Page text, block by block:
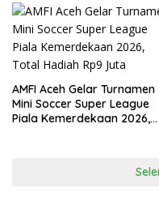
Resmi Bergulir
AMFI Aceh Gelar Turnamen
Mini Soccer Super League
Piala Kemerdekaan 2026,